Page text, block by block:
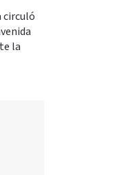
circuló
la